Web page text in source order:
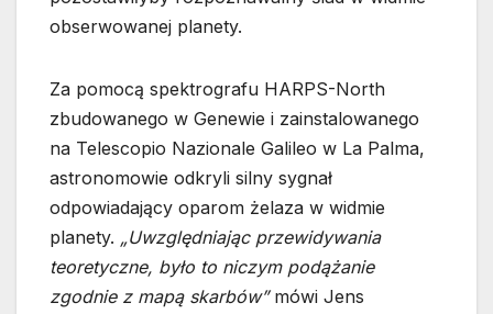
obserwowanej planety.
Za pomocą spektrografu HARPS-North
zbudowanego w Genewie i zainstalowanego
na Telescopio Nazionale Galileo w La Palma,
astronomowie odkryli silny sygnał
odpowiadający oparom żelaza w widmie
planety. „Uwzględniając przewidywania
teoretyczne, było to niczym podążanie
zgodnie z mapą skarbów”mówi Jens